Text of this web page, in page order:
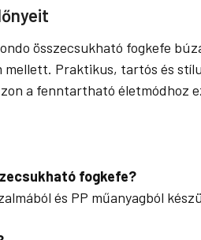
összecsukható fogkefe
Praktikus, tartós és
a fenntartható életmódhoz
fogkefe?
és PP műanyagból